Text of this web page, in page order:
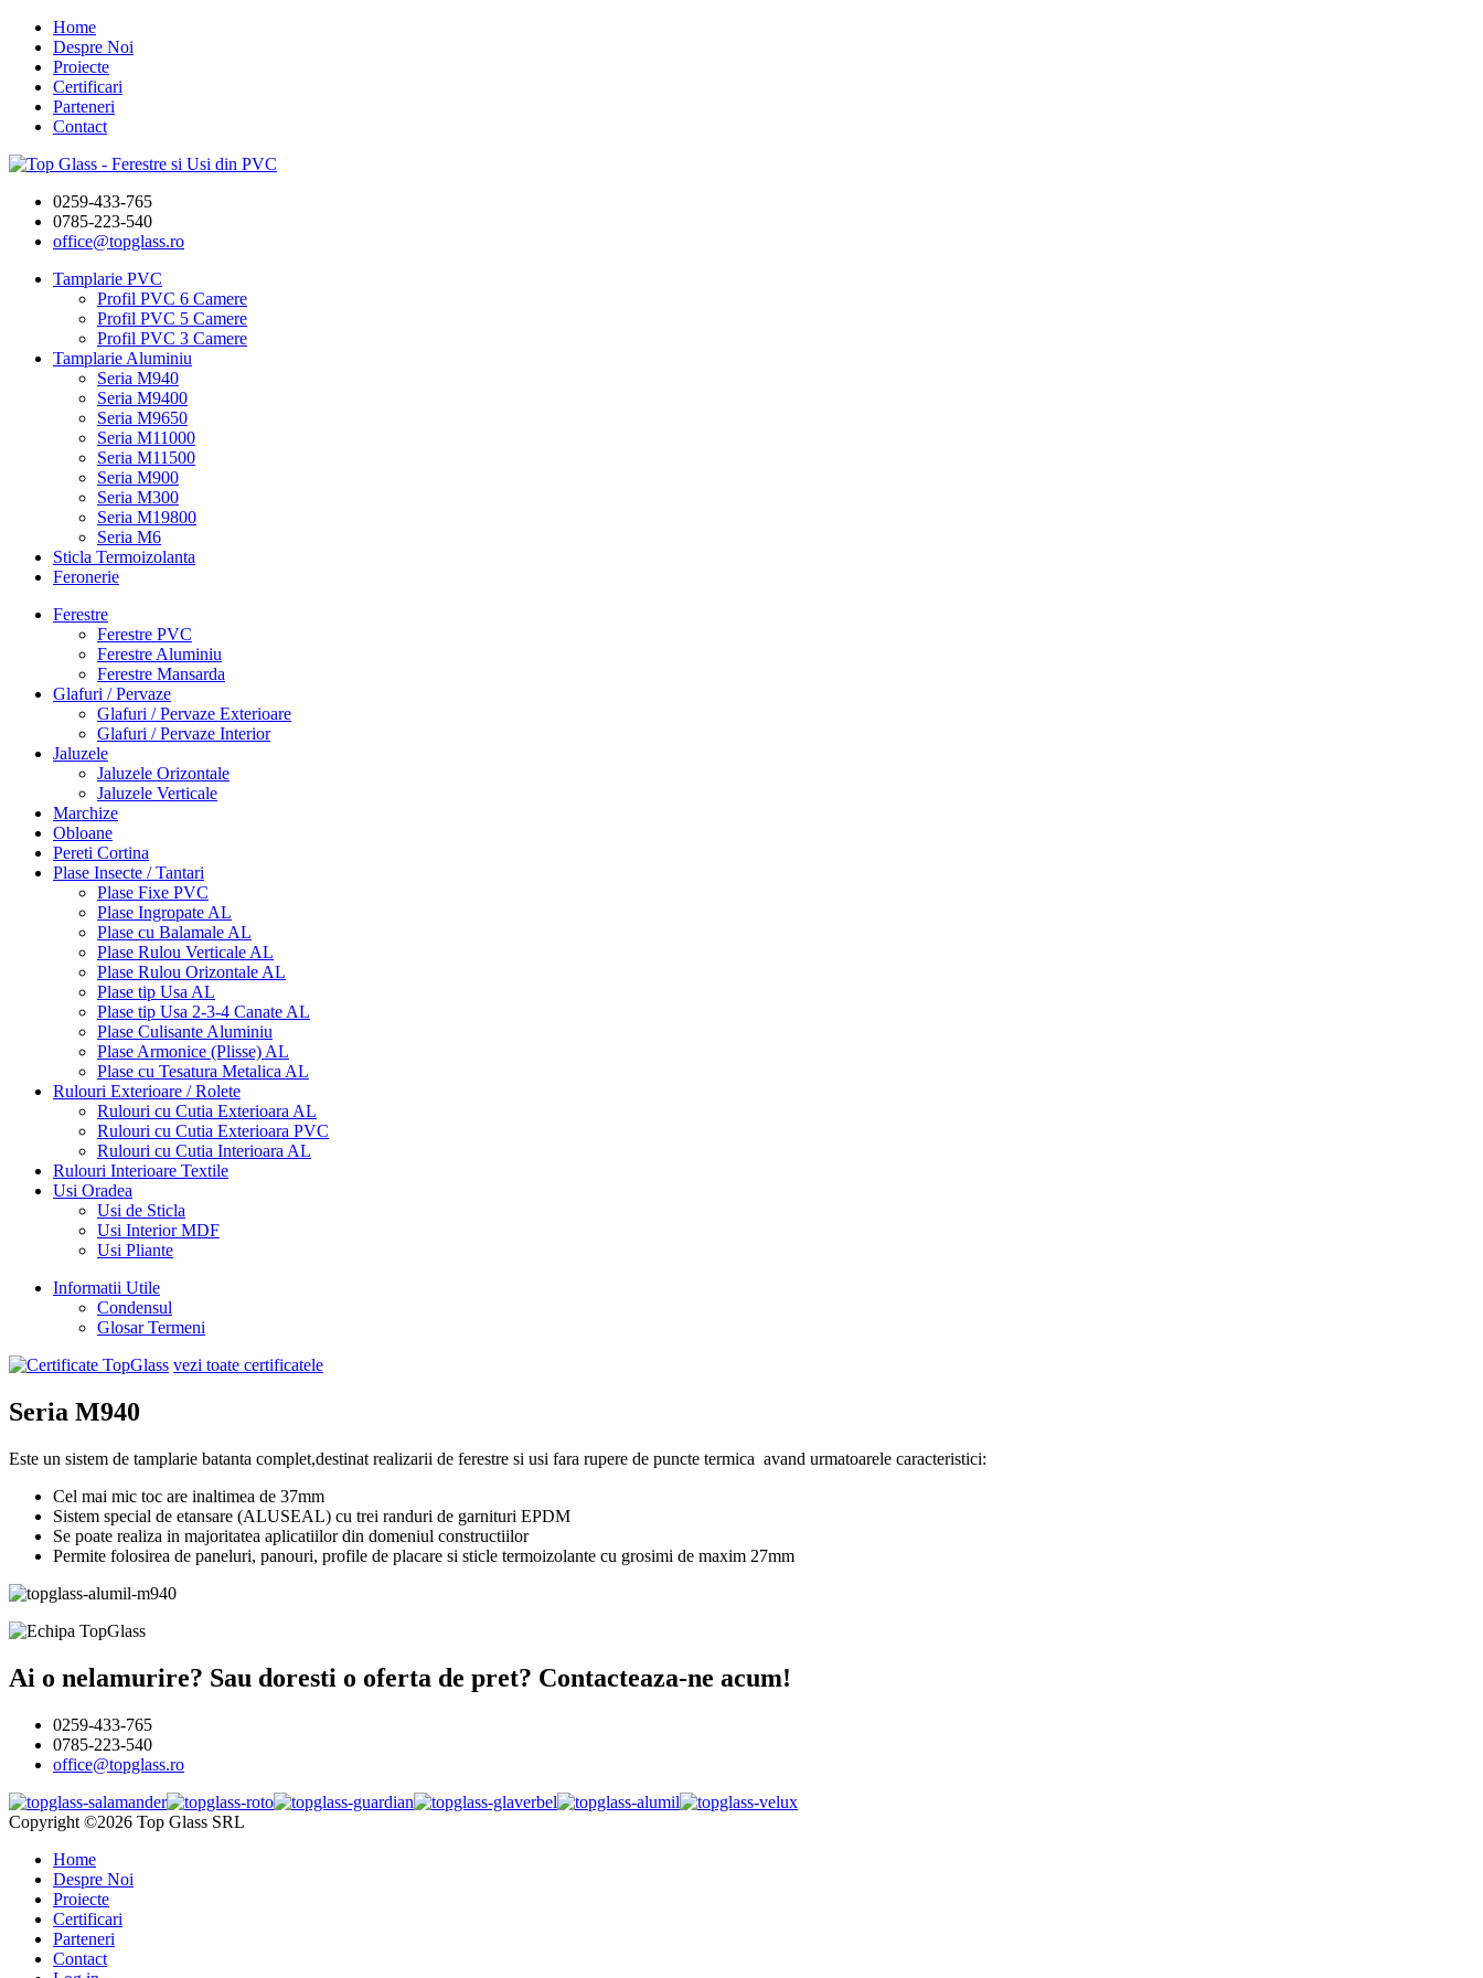
Home
Despre Noi
Proiecte
Certificari
Parteneri
Contact
0259-433-765
0785-223-540
office@topglass.ro
Tamplarie PVC
Profil PVC 6 Camere
Profil PVC 5 Camere
Profil PVC 3 Camere
Tamplarie Aluminiu
Seria M940
Seria M9400
Seria M9650
Seria M11000
Seria M11500
Seria M900
Seria M300
Seria M19800
Seria M6
Sticla Termoizolanta
Feronerie
Ferestre
Ferestre PVC
Ferestre Aluminiu
Ferestre Mansarda
Glafuri / Pervaze
Glafuri / Pervaze Exterioare
Glafuri / Pervaze Interior
Jaluzele
Jaluzele Orizontale
Jaluzele Verticale
Marchize
Obloane
Pereti Cortina
Plase Insecte / Tantari
Plase Fixe PVC
Plase Ingropate AL
Plase cu Balamale AL
Plase Rulou Verticale AL
Plase Rulou Orizontale AL
Plase tip Usa AL
Plase tip Usa 2-3-4 Canate AL
Plase Culisante Aluminiu
Plase Armonice (Plisse) AL
Plase cu Tesatura Metalica AL
Rulouri Exterioare / Rolete
Rulouri cu Cutia Exterioara AL
Rulouri cu Cutia Exterioara PVC
Rulouri cu Cutia Interioara AL
Rulouri Interioare Textile
Usi Oradea
Usi de Sticla
Usi Interior MDF
Usi Pliante
Informatii Utile
Condensul
Glosar Termeni
vezi toate certificatele
Seria M940
Este un sistem de tamplarie batanta complet,destinat realizarii de ferestre si usi fara rupere de puncte termica avand urmatoarele caracteristici:
Cel mai mic toc are inaltimea de 37mm
Sistem special de etansare (ALUSEAL) cu trei randuri de garnituri EPDM
Se poate realiza in majoritatea aplicatiilor din domeniul constructiilor
Permite folosirea de paneluri, panouri, profile de placare si sticle termoizolante cu grosimi de maxim 27mm
Ai o nelamurire? Sau doresti o oferta de pret? Contacteaza-ne acum!
0259-433-765
0785-223-540
office@topglass.ro
Copyright ©2026 Top Glass SRL
Home
Despre Noi
Proiecte
Certificari
Parteneri
Contact